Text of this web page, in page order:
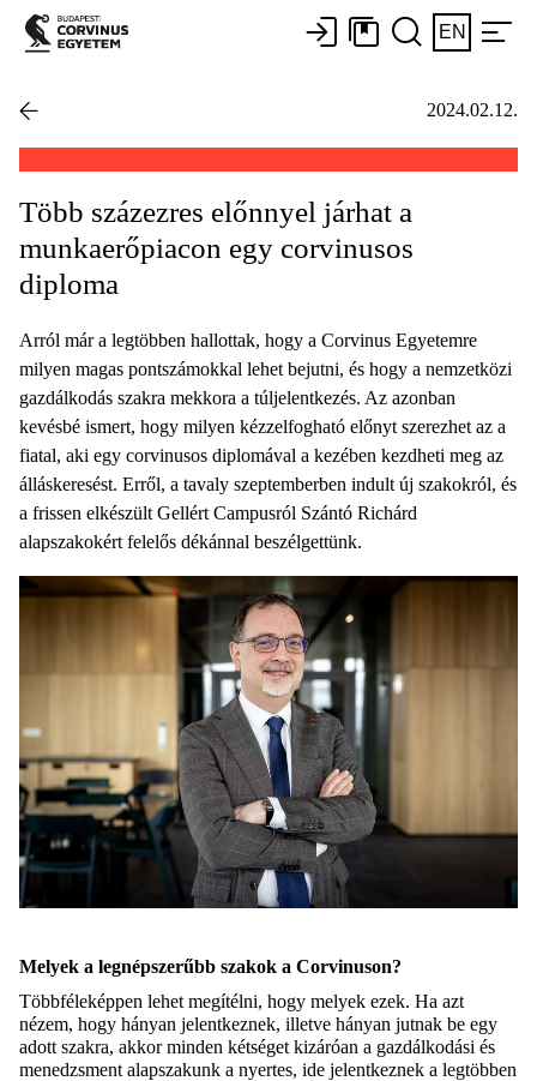
EN
2024.02.12.
Több százezres előnnyel járhat a
munkaerőpiacon egy corvinusos
diploma
Arról már a legtöbben hallottak, hogy a Corvinus Egyetemre
milyen magas pontszámokkal lehet bejutni, és hogy a nemzetközi
gazdálkodás szakra mekkora a túljelentkezés. Az azonban
kevésbé ismert, hogy milyen kézzelfogható előnyt szerezhet az a
fiatal, aki egy corvinusos diplomával a kezében kezdheti meg az
álláskeresést. Erről, a tavaly szeptemberben indult új szakokról, és
a frissen elkészült Gellért Campusról Szántó Richárd
alapszakokért felelős dékánnal beszélgettünk.
Melyek a legnépszerűbb szakok a Corvinuson?
Többféleképpen lehet megítélni, hogy melyek ezek. Ha azt
nézem, hogy hányan jelentkeznek, illetve hányan jutnak be egy
adott szakra, akkor minden kétséget kizáróan a gazdálkodási és
menedzsment alapszakunk a nyertes, ide jelentkeznek a legtöbben